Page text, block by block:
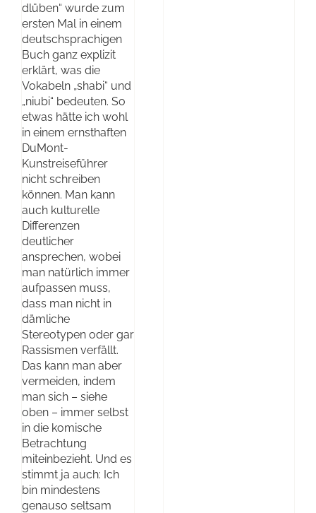
dlüben“ wurde zum
ersten Mal in einem
deutschsprachigen
Buch ganz explizit
erklärt, was die
Vokabeln „shabi“ und
„niubi“ bedeuten. So
etwas hätte ich wohl
in einem ernsthaften
DuMont-
Kunstreiseführer
nicht schreiben
können. Man kann
auch kulturelle
Differenzen
deutlicher
ansprechen, wobei
man natürlich immer
aufpassen muss,
dass man nicht in
dämliche
Stereotypen oder gar
Rassismen verfällt.
Das kann man aber
vermeiden, indem
man sich – siehe
oben – immer selbst
in die komische
Betrachtung
miteinbezieht. Und es
stimmt ja auch: Ich
bin mindestens
genauso seltsam